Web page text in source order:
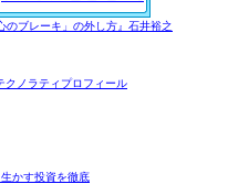
のブレーキ」の外し方』石井裕之
クノラティプロフィール
かす投資を徹底